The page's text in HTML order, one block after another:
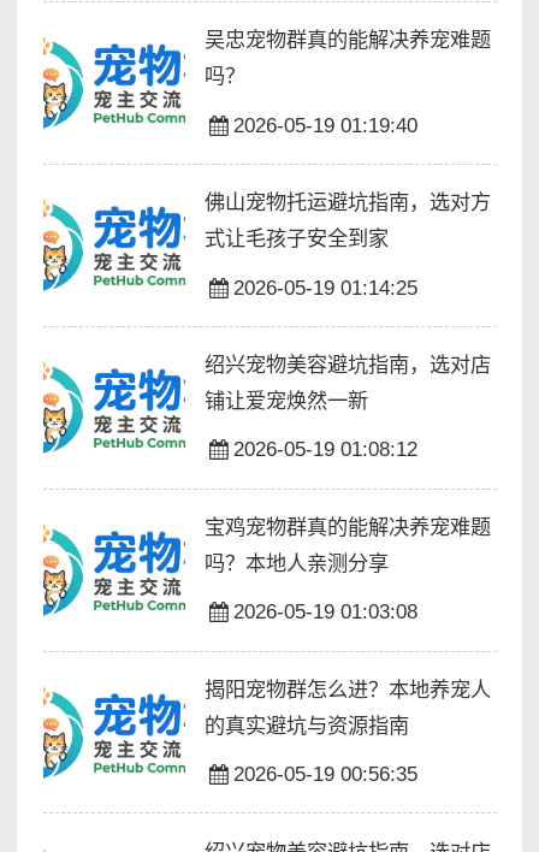
吴忠宠物群真的能解决养宠难题
吗？
2026-05-19 01:19:40
佛山宠物托运避坑指南，选对方
式让毛孩子安全到家
2026-05-19 01:14:25
绍兴宠物美容避坑指南，选对店
铺让爱宠焕然一新
2026-05-19 01:08:12
宝鸡宠物群真的能解决养宠难题
吗？本地人亲测分享
2026-05-19 01:03:08
揭阳宠物群怎么进？本地养宠人
的真实避坑与资源指南
2026-05-19 00:56:35